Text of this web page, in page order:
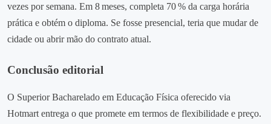
vezes por semana. Em 8 meses, completa 70 % da carga horária
prática e obtém o diploma. Se fosse presencial, teria que mudar de
cidade ou abrir mão do contrato atual.
Conclusão editorial
O Superior Bacharelado em Educação Física oferecido via
Hotmart entrega o que promete em termos de flexibilidade e preço.